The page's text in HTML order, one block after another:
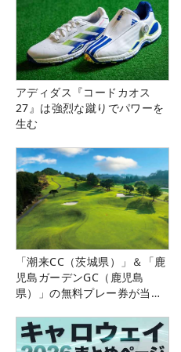
アディダス『コードカオス
27』は強烈な蹴りでパワーを
生む
「潮来CC（茨城県）」＆「鹿
児島ガーデンGC（鹿児島
県）」の無料プレー券が当た